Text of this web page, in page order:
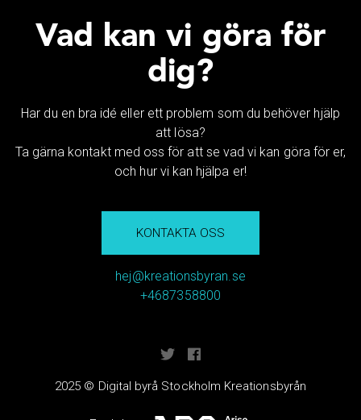
Vad kan vi göra för
dig?
Har du en bra idé eller ett problem som du behöver hjälp
att lösa?
Ta gärna kontakt med oss för att se vad vi kan göra för er,
och hur vi kan hjälpa er!
KONTAKTA OSS
hej@kreationsbyran.se
+4687358800
2025 © Digital byrå Stockholm Kreationsbyrån